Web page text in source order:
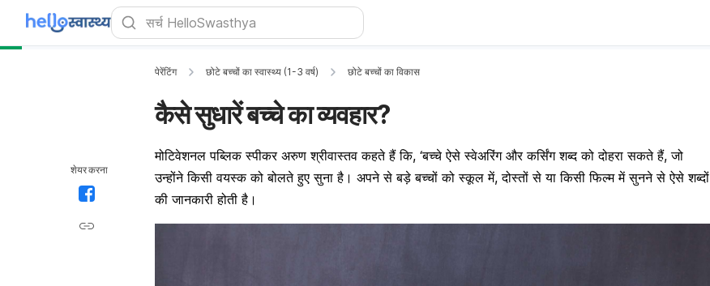
शेयर करना
पेरेंटिंग छोटे बच्चों का स्वास्थ्य (1-3 वर्ष) छोटे बच्चों का विकास
कैसे सुधारें बच्चे का व्यवहार?
मोटिवेशनल पब्लिक स्पीकर अरुण श्रीवास्तव कहते हैं कि, ‘बच्चे ऐसे स्वेअरिंग और कर्सिंग शब्द को दोहरा सकते हैं, जो
उन्होंने किसी वयस्क को बोलते हुए सुना है। अपने से बड़े बच्चों को स्कूल में, दोस्तों से या किसी फिल्म में सुनने से ऐसे शब्दों
की जानकारी होती है।